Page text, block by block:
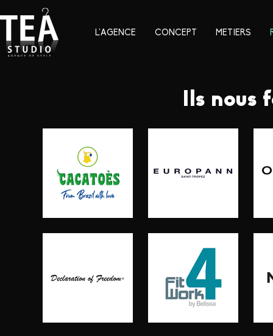
L'AGENCE CONCEPT METIERS
Ils nous